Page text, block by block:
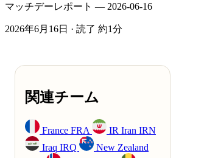
マッチデーレポート — 2026-06-16
2026年6月16日 · 読了 約1分
関連チーム
France FRA IR Iran IRN
Iraq IRQ
New Zealand